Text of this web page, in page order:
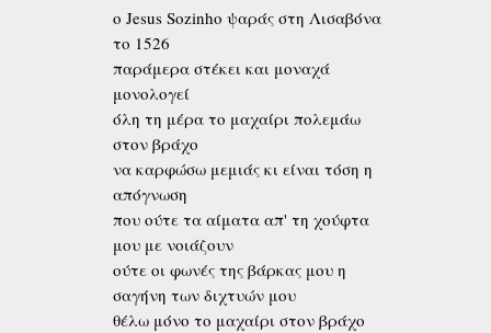
o Jesus Sozinho ψαράς στη Λισαβόνα
το 1526
παράμερα στέκει και μοναχά
μονολογεί
όλη τη μέρα το μαχαίρι πολεμάω
στον βράχο
να καρφώσω μεμιάς κι είναι τόση η
απόγνωση
που ούτε τα αίματα απ' τη χούφτα
μου με νοιάζουν
ούτε οι φωνές της βάρκας μου η
σαγήνη των διχτυών μου
θέλω μόνο το μαχαίρι στον βράχο